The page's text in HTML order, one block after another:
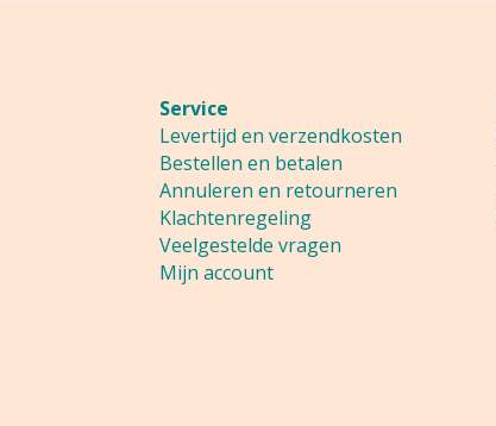
Service
Levertijd en verzendkosten
Bestellen en betalen
Annuleren en retourneren
Klachtenregeling
Veelgestelde vragen
Mijn account